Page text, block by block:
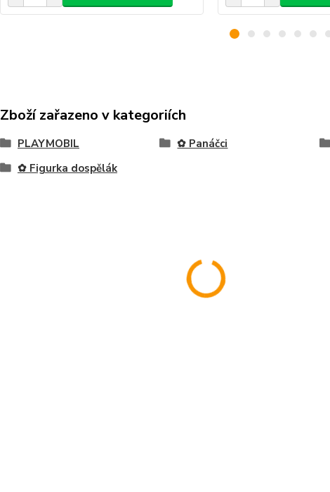
Zboží zařazeno v kategoriích
PLAYMOBIL ✿ Panáčci
✿ Figurka dospělák